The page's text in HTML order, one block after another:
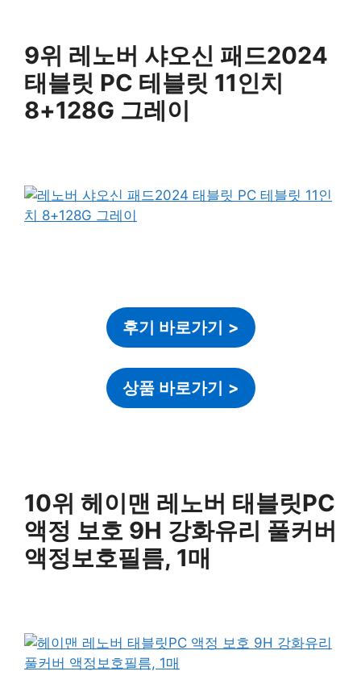
9위 레노버 샤오신 패드2024
태블릿 PC 테블릿 11인치
8+128G 그레이
후기 바로가기 >
상품 바로가기 >
10위 헤이맨 레노버 태블릿PC
액정 보호 9H 강화유리 풀커버
액정보호필름, 1매